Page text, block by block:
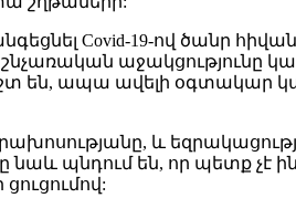
Covid-19-ով ծանր
աջակցությունը
են, ապա ավելի օգտակար
և
պնդում են, որ պետք չէ